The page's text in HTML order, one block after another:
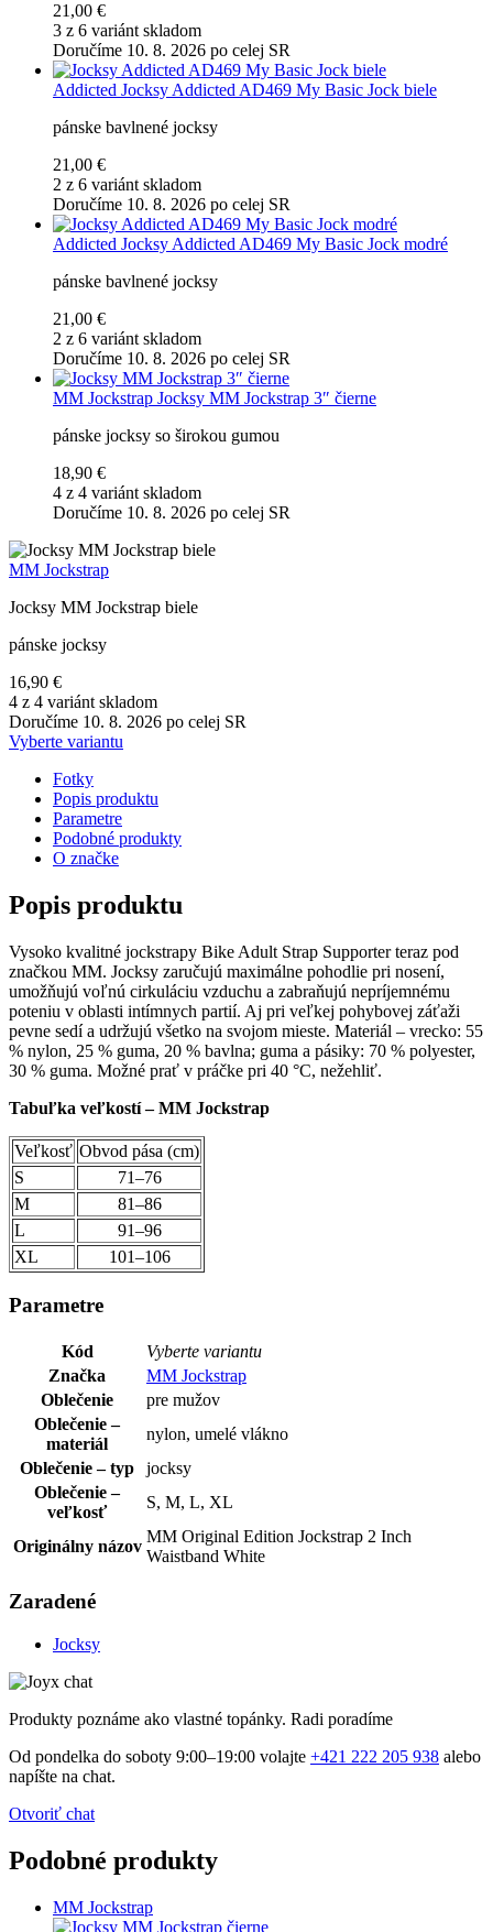
21,00 €
3 z 6 variánt skladom
Doručíme 10. 8. 2026 po celej SR
Addicted Jocksy Addicted AD469 My Basic Jock biele
pánske bavlnené jocksy
21,00 €
2 z 6 variánt skladom
Doručíme 10. 8. 2026 po celej SR
Addicted Jocksy Addicted AD469 My Basic Jock modré
pánske bavlnené jocksy
21,00 €
2 z 6 variánt skladom
Doručíme 10. 8. 2026 po celej SR
MM Jockstrap Jocksy MM Jockstrap 3″ čierne
pánske jocksy so širokou gumou
18,90 €
4 z 4 variánt skladom
Doručíme 10. 8. 2026 po celej SR
MM Jockstrap
Jocksy MM Jockstrap biele
pánske jocksy
16,90 €
4 z 4 variánt skladom
Doručíme 10. 8. 2026 po celej SR
Vyberte variantu
Fotky
Popis produktu
Parametre
Podobné produkty
O značke
Popis produktu
Vysoko kvalitné jockstrapy Bike Adult Strap Supporter teraz pod
značkou MM. Jocksy zaručujú maximálne pohodlie pri nosení,
umožňujú voľnú cirkuláciu vzduchu a zabraňujú nepríjemnému
poteniu v oblasti intímnych partií. Aj pri veľkej pohybovej záťaži
pevne sedí a udržujú všetko na svojom mieste. Materiál – vrecko: 55
% nylon, 25 % guma, 20 % bavlna; guma a pásiky: 70 % polyester,
30 % guma. Možné prať v práčke pri 40 °C, nežehliť.
Tabuľka veľkostí – MM Jockstrap
Veľkosť Obvod pása (cm)
S
71–76
M
81–86
L
91–96
XL
101–106
Parametre
Kód
Vyberte variantu
Značka
MM Jockstrap
Oblečenie
pre mužov
Oblečenie –
materiál
nylon, umelé vlákno
Oblečenie – typ
jocksy
Oblečenie –
veľkosť
S, M, L, XL
Originálny názov
MM Original Edition Jockstrap 2 Inch
Waistband White
Zaradené
Jocksy
Produkty poznáme ako vlastné topánky. Radi poradíme
Od pondelka do soboty 9:00–19:00 volajte +421 222 205 938 alebo
napíšte na chat.
Otvoriť chat
Podobné produkty
MM Jockstrap